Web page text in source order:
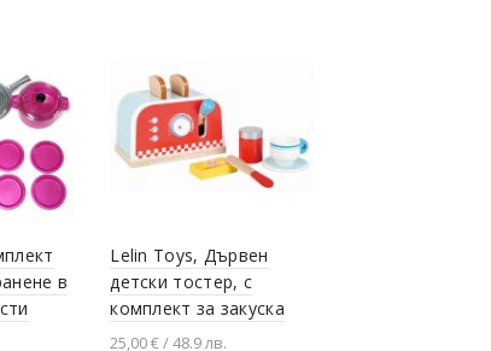
в
Lelin Toys, Дървен
детски тостер, с
комплект за закуска
25,00 € / 48.9 лв.